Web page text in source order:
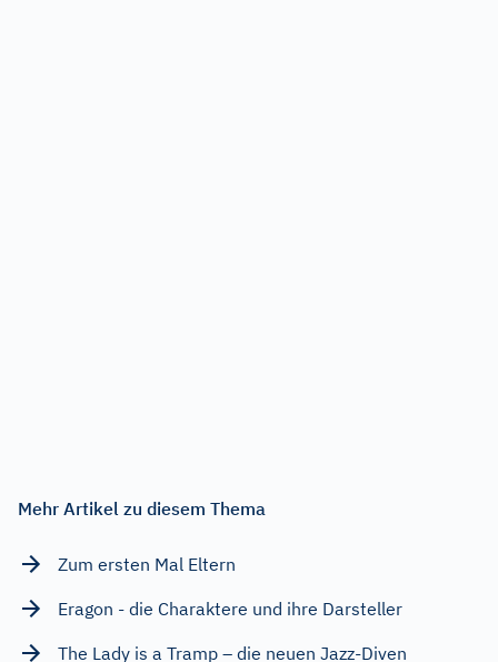
Mehr Artikel zu diesem Thema
Zum ersten Mal Eltern
Eragon - die Charaktere und ihre Darsteller
The Lady is a Tramp – die neuen Jazz-Diven